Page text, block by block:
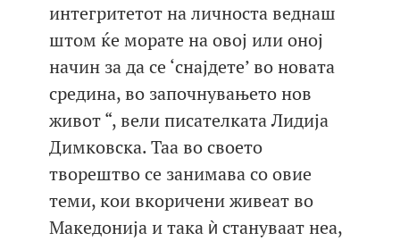
интегритетот на личноста веднаш
штом ќе морате на овој или оној
начин за да се ‘снајдете’ во новата
средина, во започнувањето нов
живот “, вели писателката Лидија
Димковска. Таа во своето
творештво се занимава со овие
теми, кои вкоричени живеат во
Македонија и така ѝ стануваат неа,